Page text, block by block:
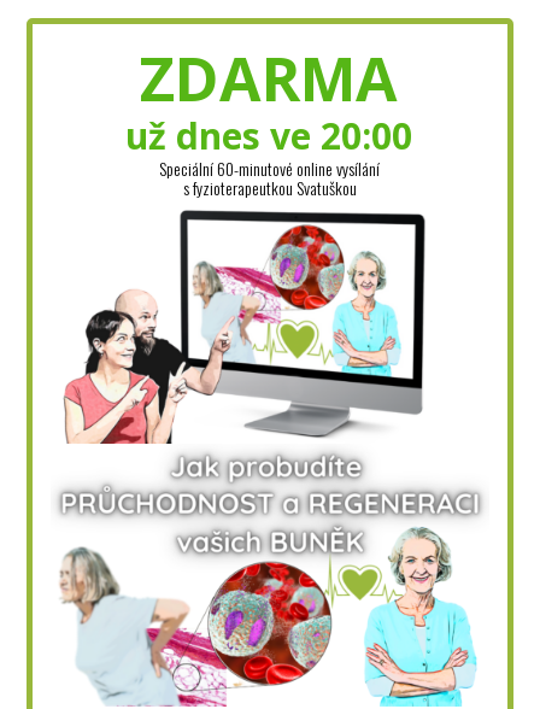
ZDARMA
už dnes ve 20:00
Speciální 60-minutové online vysílání
s fyzioterapeutkou Svatuškou